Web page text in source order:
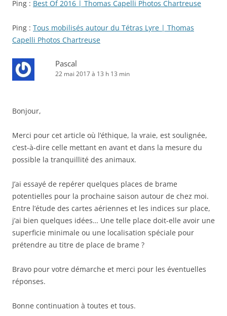
Ping : Best Of 2016 | Thomas Capelli Photos Chartreuse
Ping : Tous mobilisés autour du Tétras Lyre | Thomas
Capelli Photos Chartreuse
Pascal
22 mai 2017 à 13 h 13 min
Bonjour,
Merci pour cet article où l’éthique, la vraie, est soulignée,
c’est-à-dire celle mettant en avant et dans la mesure du
possible la tranquillité des animaux.
J’ai essayé de repérer quelques places de brame
potentielles pour la prochaine saison autour de chez moi.
Entre l’étude des cartes aériennes et les indices sur place,
j’ai bien quelques idées… Une telle place doit-elle avoir une
superficie minimale ou une localisation spéciale pour
prétendre au titre de place de brame ?
Bravo pour votre démarche et merci pour les éventuelles
réponses.
Bonne continuation à toutes et tous.